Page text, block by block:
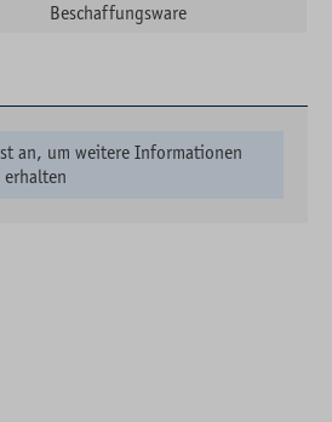
Beschaffungsware
an, um weitere Informationen
erhalten